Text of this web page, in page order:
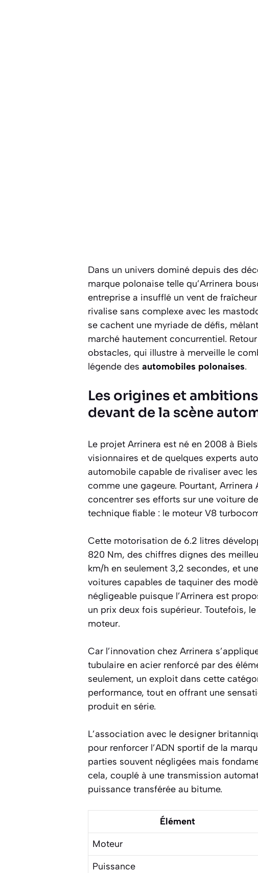
Dans un univers dominé depuis des
marque polonaise telle qu’Arrinera
entreprise a insufflé un vent de
rivalise sans complexe avec les
se cachent une myriade de défis,
marché hautement concurrentiel.
obstacles, qui illustre à merveille le
légende des automobiles polonaises.
Les origines et
devant de la scène
Le projet Arrinera est né en 2008 à
visionnaires et de quelques experts
automobile capable de rivaliser avec
comme une gageure. Pourtant, Arrinera
concentrer ses efforts sur une voiture
technique fiable : le moteur V8
Cette motorisation de 6.2 litres
820 Nm, des chiffres dignes des
km/h en seulement 3,2 secondes, et
voitures capables de taquiner des
négligeable puisque l’Arrinera est
un prix deux fois supérieur. Toutefois,
moteur.
Car l’innovation chez Arrinera
tubulaire en acier renforcé par des
seulement, un exploit dans cette
performance, tout en offrant une
produit en série.
L’association avec le designer
pour renforcer l’ADN sportif de la
parties souvent négligées mais
cela, couplé à une transmission
puissance transférée au bitume.
Élément
Moteur
Puissance